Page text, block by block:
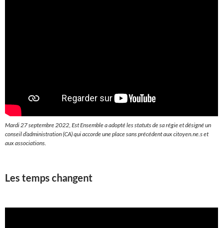
Mardi 27 septembre 2022, Est Ensemble a adopté les statuts de sa régie et désigné un
conseil d’administration (CA) qui accorde une place sans précédent aux citoyen.ne.s et
aux associations.
Les temps changent